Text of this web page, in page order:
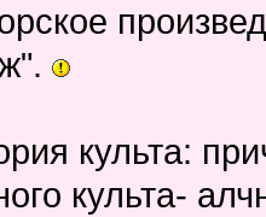
культа:
культа-